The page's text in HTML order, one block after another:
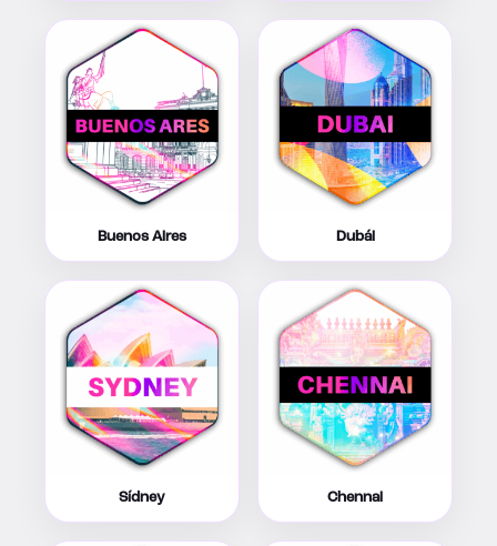
Buenos Aires Dubái
Sídney Chennai